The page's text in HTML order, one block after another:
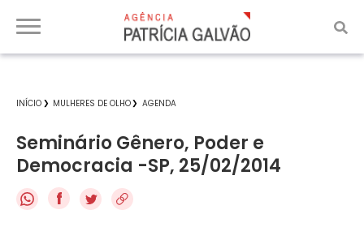
INÍCIO MULHERES DE OLHO AGENDA
Seminário Gênero, Poder e
Democracia -SP, 25/02/2014
f